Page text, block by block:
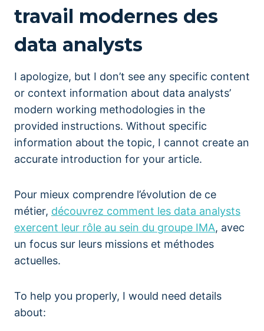
travail modernes des
data analysts
I apologize, but I don’t see any specific content
or context information about data analysts’
modern working methodologies in the
provided instructions. Without specific
information about the topic, I cannot create an
accurate introduction for your article.
Pour mieux comprendre l’évolution de ce
métier, découvrez comment les data analysts
exercent leur rôle au sein du groupe IMA, avec
un focus sur leurs missions et méthodes
actuelles.
To help you properly, I would need details
about: